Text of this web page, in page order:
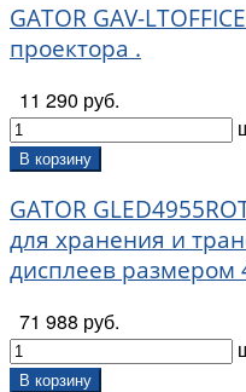
GATOR GAV-
проектора .
11 290 руб.
В корзину
GATOR
для хранения и
дисплеев размером
71 988 руб.
В корзину